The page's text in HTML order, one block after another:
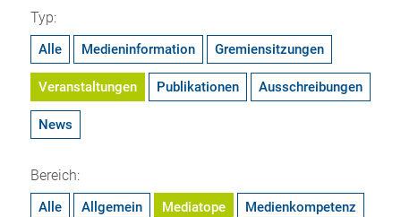
Typ:
Alle Medieninformation Gremiensitzungen
Veranstaltungen Publikationen Ausschreibungen
News
Bereich:
Alle Allgemein Mediatope Medienkompetenz